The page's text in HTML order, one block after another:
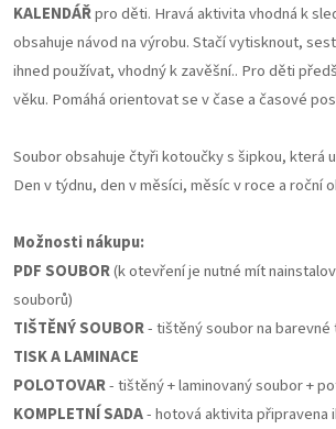
KALENDÁŘpro děti. Hravá aktivita vhodná k
obsahuje návod na výrobu. Stačí vytisknout,
ihned používat, vhodný k zavěšní.. Pro děti
věku. Pomáhá orientovat se v čase a časové
Soubor obsahuje čtyři kotoučky s šipkou, která
Den v týdnu, den v měsíci, měsíc v roce a roční
Možnosti nákupu:
PDF SOUBOR(k otevření je nutné mít
souborů)
TIŠTĚNÝ SOUBOR- tištěný soubor na barevné
TISK A LAMINACE
POLOTOVAR- tištěný + laminovaný soubor +
KOMPLETNÍ SADA- hotová aktivita připravena